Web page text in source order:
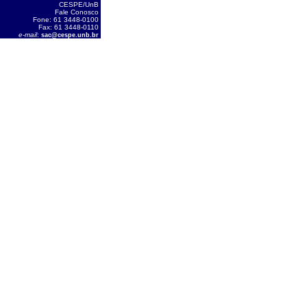
CESPE/UnB
Fale Conosco
Fone: 61 3448-0100
Fax: 61 3448-0110
e-mail: sac@cespe.unb.br